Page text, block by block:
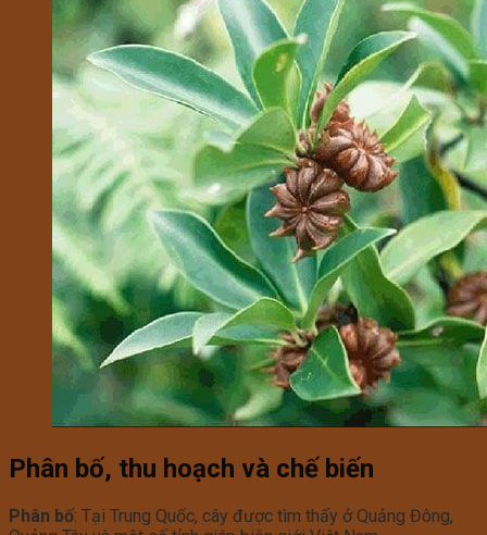
Phân bố, thu hoạch và chế biến
Phân bố: Tại Trung Quốc, cây được tìm thấy ở Quảng Đông,